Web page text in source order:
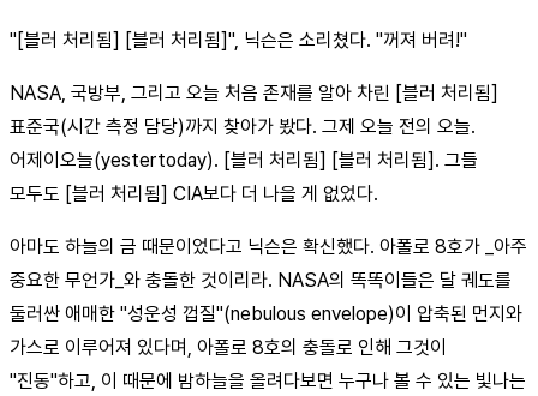
"[블러 처리됨] [블러 처리됨]", 닉슨은 소리쳤다. "꺼져 버려!"
NASA, 국방부, 그리고 오늘 처음 존재를 알아 차린 [블러 처리됨]
표준국(시간 측정 담당)까지 찾아가 봤다. 그제 오늘 전의 오늘.
어제이오늘(yestertoday). [블러 처리됨] [블러 처리됨]. 그들
모두도 [블러 처리됨] CIA보다 더 나을 게 없었다.
아마도 하늘의 금 때문이었다고 닉슨은 확신했다. 아폴로 8호가 _아주
중요한 무언가_와 충돌한 것이리라. NASA의 똑똑이들은 달 궤도를
둘러싼 애매한 "성운성 껍질"(nebulous envelope)이 압축된 먼지와
가스로 이루어져 있다며, 아폴로 8호의 충돌로 인해 그것이
"진동"하고, 이 때문에 밤하늘을 올려다보면 누구나 볼 수 있는 빛나는